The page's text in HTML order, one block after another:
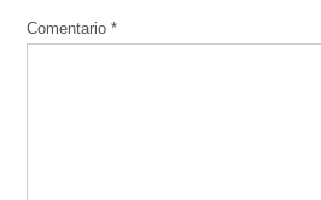
Comentario*